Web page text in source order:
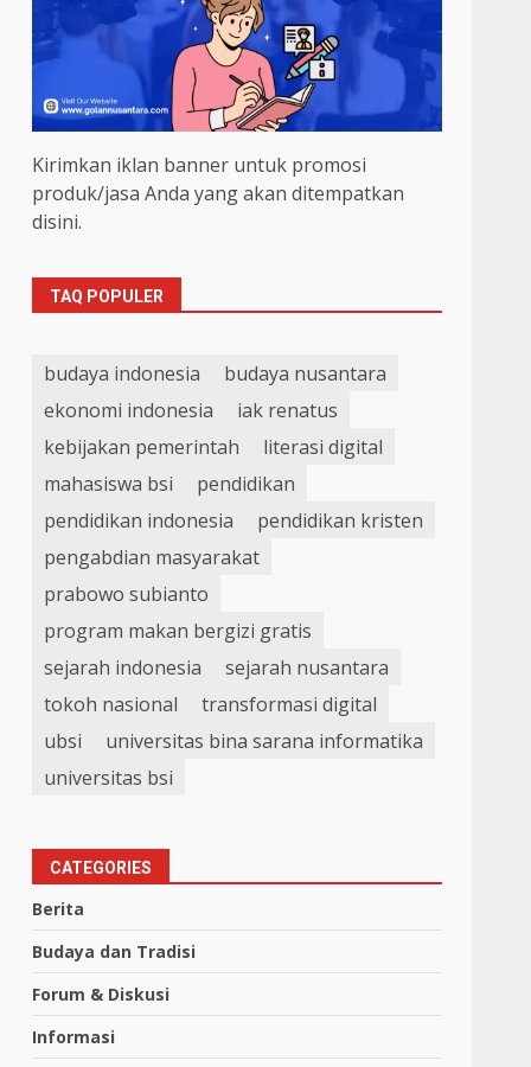
Kirimkan iklan banner untuk promosi
produk/jasa Anda yang akan ditempatkan
disini.
TAQ POPULER
budaya indonesia
budaya nusantara
ekonomi indonesia
iak renatus
kebijakan pemerintah
literasi digital
mahasiswa bsi
pendidikan
pendidikan indonesia
pendidikan kristen
pengabdian masyarakat
prabowo subianto
program makan bergizi gratis
sejarah indonesia
sejarah nusantara
tokoh nasional
transformasi digital
ubsi
universitas bina sarana informatika
universitas bsi
CATEGORIES
Berita
Budaya dan Tradisi
Forum & Diskusi
Informasi